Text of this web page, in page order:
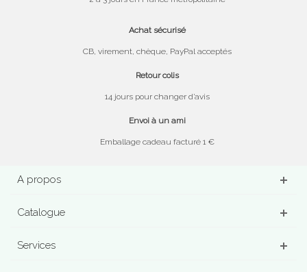
Achat sécurisé
CB, virement, chèque, PayPal acceptés
Retour colis
14 jours pour changer d’avis
Envoi à un ami
Emballage cadeau facturé 1 €
A propos
Catalogue
Services